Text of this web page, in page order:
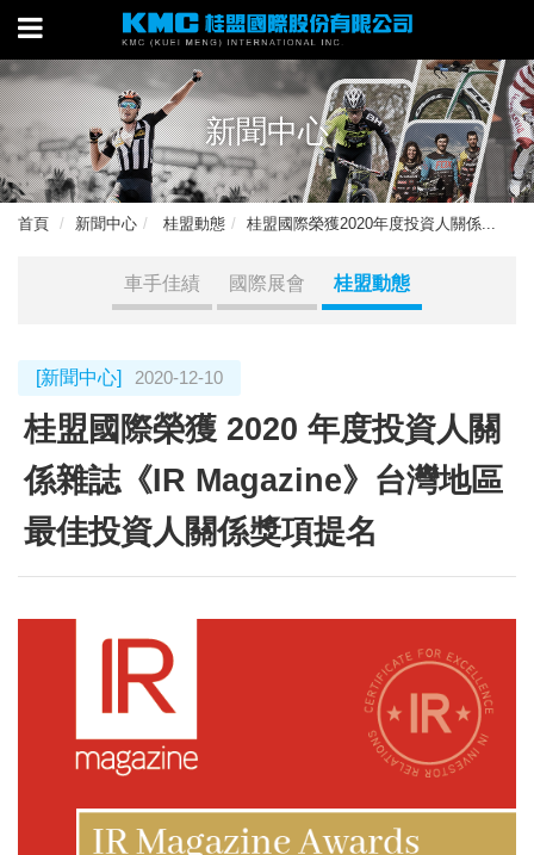
新聞中心
首頁 新聞中心 桂盟動態 桂盟國際榮獲2020年度投資人關係...
車手佳績 國際展會 桂盟動態
[新聞中心] 2020-12-10
桂盟國際榮獲 2020 年度投資人關
係雜誌《IR Magazine》台灣地區
最佳投資人關係獎項提名